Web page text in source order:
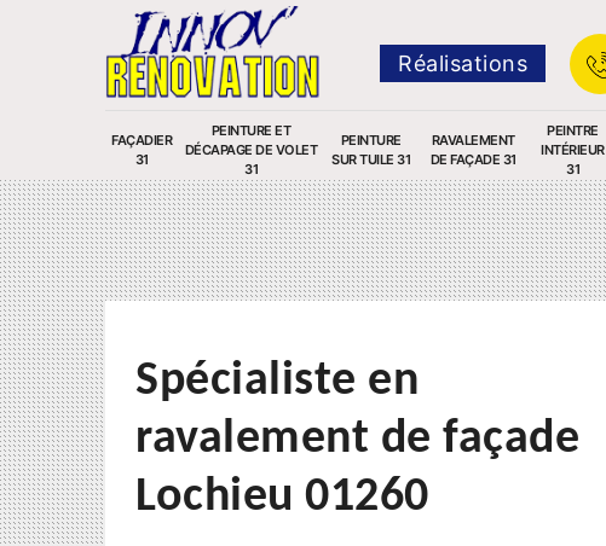
Réalisations
FAÇADIER
31
PEINTURE ET
DÉCAPAGE DE VOLET
31
PEINTURE
SUR TUILE 31
RAVALEMENT
DE FAÇADE 31
PEINTRE
INTÉRIEUR
31
Spécialiste en
ravalement de façade
Lochieu 01260